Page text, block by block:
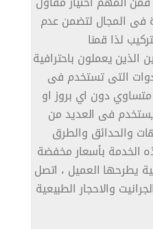
فى المجال لتضمن عدم
لذا قمنا
الذين يعملون باحترافية
التى تستخدم فى
دون اي بروز او
فى العديد من
والحدائق والطرق
الخدمة بأسعار مخفضة
يطرحها العميل ، اتصل
والاحجار الطبيعية